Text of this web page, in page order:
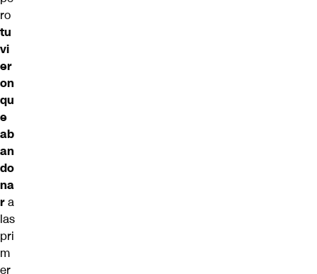
ro
tu
vi
er
on
qu
e
ab
an
do
na
ra
las
pri
m
er